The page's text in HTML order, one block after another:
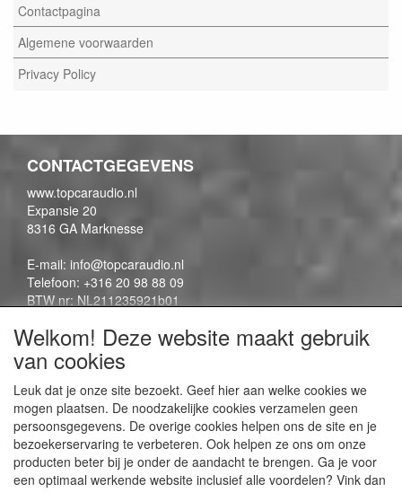
Contactpagina
Algemene voorwaarden
Privacy Policy
CONTACTGEGEVENS
www.topcaraudio.nl
Expansie 20
8316 GA Marknesse
E-mail: info@topcaraudio.nl
Telefoon: +316 20 98 88 09
BTW nr: NL211235921b01
CONTENTPAGINA'S
Contactpagina
Algemene voorwaarden
Privacy Policy
Welkom! Deze website maakt gebruik
van cookies
Leuk dat je onze site bezoekt. Geef hier aan welke cookies we
mogen plaatsen. De noodzakelijke cookies verzamelen geen
persoonsgegevens. De overige cookies helpen ons de site en je
bezoekerservaring te verbeteren. Ook helpen ze ons om onze
producten beter bij je onder de aandacht te brengen. Ga je voor
een optimaal werkende website inclusief alle voordelen? Vink dan